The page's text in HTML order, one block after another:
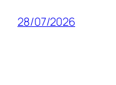
28/07/2026